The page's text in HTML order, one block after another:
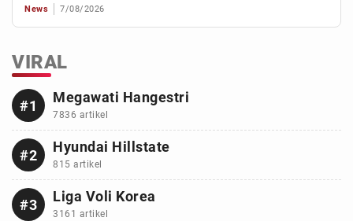
News 7/08/2026
VIRAL
#1 Megawati Hangestri
7836 artikel
#2 Hyundai Hillstate
815 artikel
#3 Liga Voli Korea
3161 artikel